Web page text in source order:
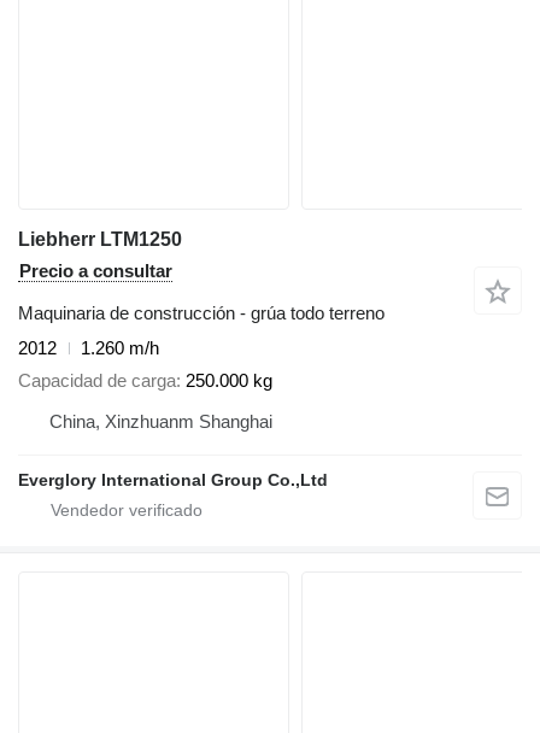
Liebherr LTM1250
Precio a consultar
Maquinaria de construcción - grúa todo terreno
2012
1.260 m/h
Capacidad de carga 250.000 kg
China, Xinzhuanm Shanghai
Everglory International Group Co.,Ltd